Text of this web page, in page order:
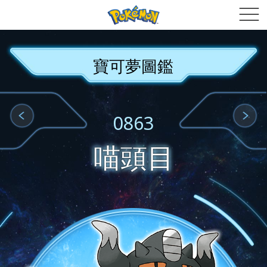
寶可夢圖鑑
0863
喵頭目